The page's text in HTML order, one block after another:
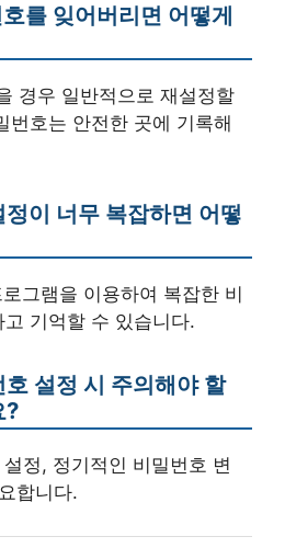
를 잊어버리면 어떻게
경우 일반적으로 재설정할
번호는 안전한 곳에 기록해
이 너무 복잡하면 어떻
그램을 이용하여 복잡한 비
기억할 수 있습니다.
설정 시 주의해야 할
?
정, 정기적인 비밀번호 변
합니다.